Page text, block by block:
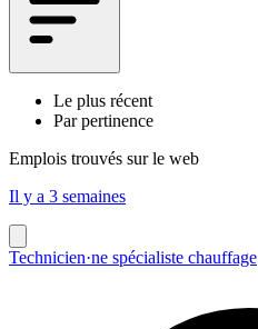
Le plus récent
Par pertinence
Emplois trouvés sur le web
Il y a 3 semaines
Technicien·ne spécialiste chauffage